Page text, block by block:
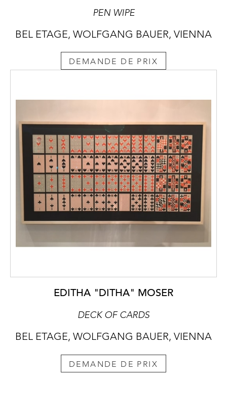
PEN WIPE
BEL ETAGE, WOLFGANG BAUER, VIENNA
DEMANDE DE PRIX
EDITHA "DITHA" MOSER
DECK OF CARDS
BEL ETAGE, WOLFGANG BAUER, VIENNA
DEMANDE DE PRIX